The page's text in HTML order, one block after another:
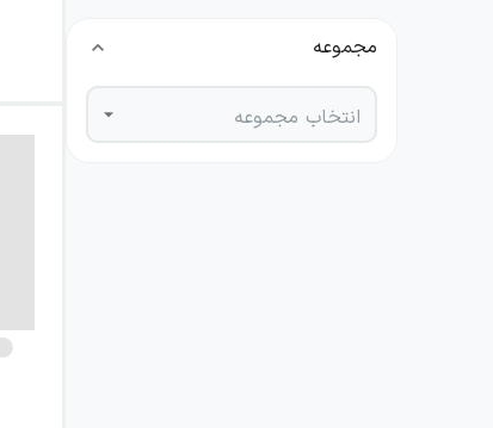
مجموعه
انتخاب مجموعه